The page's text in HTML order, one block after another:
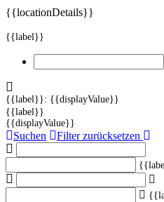
{{locationDetails}}
{{label}}
{{label}}: {{displayValue}}
{{label}}
{{displayValue}}
Suchen Filter zurücksetzen